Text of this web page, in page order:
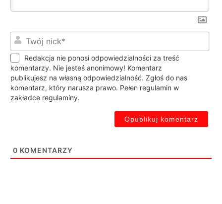
Redakcja nie ponosi odpowiedzialności za treść
komentarzy. Nie jesteś anonimowy! Komentarz
publikujesz na własną odpowiedzialność. Zgłoś do nas
komentarz, który narusza prawo. Pełen regulamin w
zakładce regulaminy.
0 KOMENTARZY